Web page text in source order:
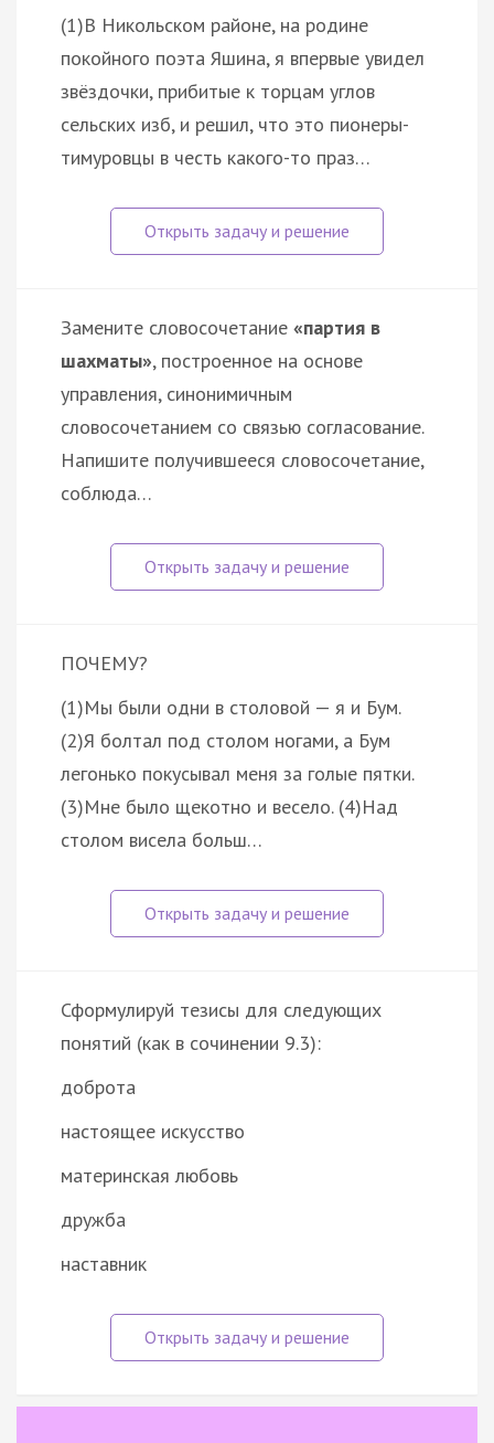
(1)В Никольском районе, на родине
покойного поэта Яшина, я впервые увидел
звёздочки, прибитые к торцам углов
сельских изб, и решил, что это пионеры-
тимуровцы в честь какого-то праз…
Замените словосочетание «партия в
шахматы», построенное на основе
управления, синонимичным
словосочетанием со связью согласование.
Напишите получившееся словосочетание,
соблюда…
ПОЧЕМУ?
(1)Мы были одни в столовой — я и Бум.
(2)Я болтал под столом ногами, а Бум
легонько покусывал меня за голые пятки.
(3)Мне было щекотно и весело. (4)Над
столом висела больш…
Сформулируй тезисы для следующих
понятий (как в сочинении 9.3):
доброта
настоящее искусство
материнская любовь
дружба
наставник